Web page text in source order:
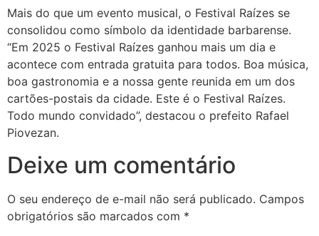
Mais do que um evento musical, o Festival Raízes se
consolidou como símbolo da identidade barbarense.
“Em 2025 o Festival Raízes ganhou mais um dia e
acontece com entrada gratuita para todos. Boa música,
boa gastronomia e a nossa gente reunida em um dos
cartões-postais da cidade. Este é o Festival Raízes.
Todo mundo convidado”, destacou o prefeito Rafael
Piovezan.
Deixe um comentário
O seu endereço de e-mail não será publicado. Campos
obrigatórios são marcados com *